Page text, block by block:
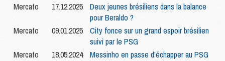
Mercato
17.12.2025
Deux jeunes brésiliens dans la balance
pour Beraldo ?
Mercato
09.01.2025
City fonce sur un grand espoir brésilien
suivi par le PSG
Mercato
18.05.2024
Messinho en passe d'échapper au PSG